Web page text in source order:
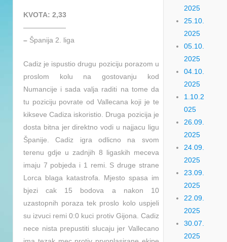
KVOTA: 2,33
——————
– Španija 2. liga
Cadiz je ispustio drugu poziciju porazom u
proslom kolu na gostovanju kod
Numancije i sada valja raditi na tome da
tu poziciju povrate od Vallecana koji je te
kikseve Cadiza iskoristio. Druga pozicija je
dosta bitna jer direktno vodi u najjacu ligu
Španije. Cadiz igra odlicno na svom
terenu gdje u zadnjih 8 ligaskih meceva
imaju 7 pobjeda i 1 remi. S druge strane
Lorca blaga katastrofa. Mjesto spasa im
bjezi cak 15 bodova a nakon 10
uzastopnih poraza tek proslo kolo uspjeli
su izvuci remi 0:0 kuci protiv Gijona. Cadiz
nece nista prepustiti slucaju jer Vallecano
2025
25.10.
2025
05.10.
2025
04.10.
2025
1.10.2
025
26.09.
2025
24.09.
2025
23.09.
2025
22.09.
2025
30.07.
2025